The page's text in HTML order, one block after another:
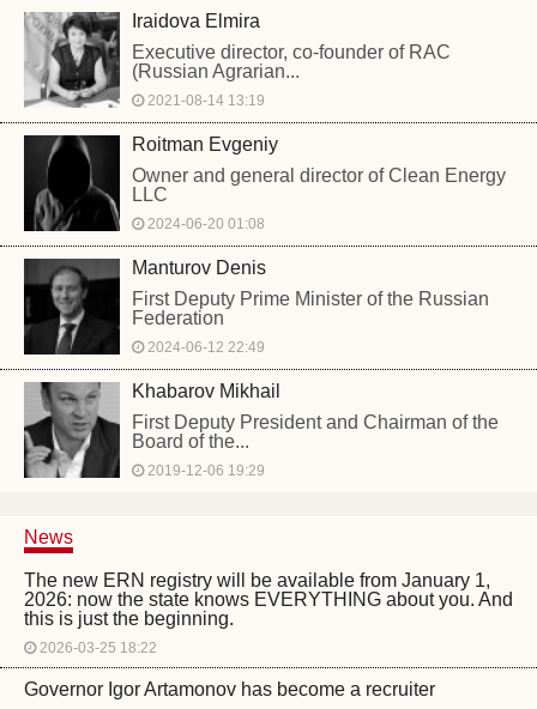
Iraidova Elmira
Executive director, co-founder of RAC
(Russian Agrarian...
2021-08-14 13:19
Roitman Evgeniy
Owner and general director of Clean Energy
LLC
2024-06-20 01:08
Manturov Denis
First Deputy Prime Minister of the Russian
Federation
2024-06-12 22:49
Khabarov Mikhail
First Deputy President and Chairman of the
Board of the...
2019-12-06 19:29
News
The new ERN registry will be available from January 1,
2026: now the state knows EVERYTHING about you. And
this is just the beginning.
2026-03-25 18:22
Governor Igor Artamonov has become a recruiter